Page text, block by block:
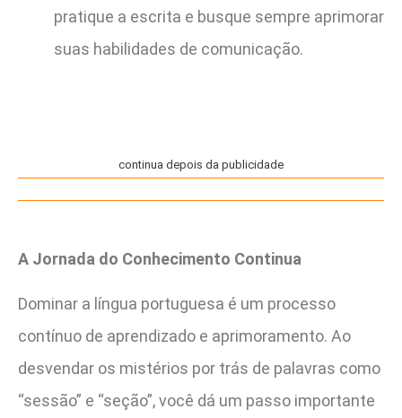
pratique a escrita e busque sempre aprimorar
suas habilidades de comunicação.
continua depois da publicidade
A Jornada do Conhecimento Continua
Dominar a língua portuguesa é um processo
contínuo de aprendizado e aprimoramento. Ao
desvendar os mistérios por trás de palavras como
“sessão” e “seção”, você dá um passo importante